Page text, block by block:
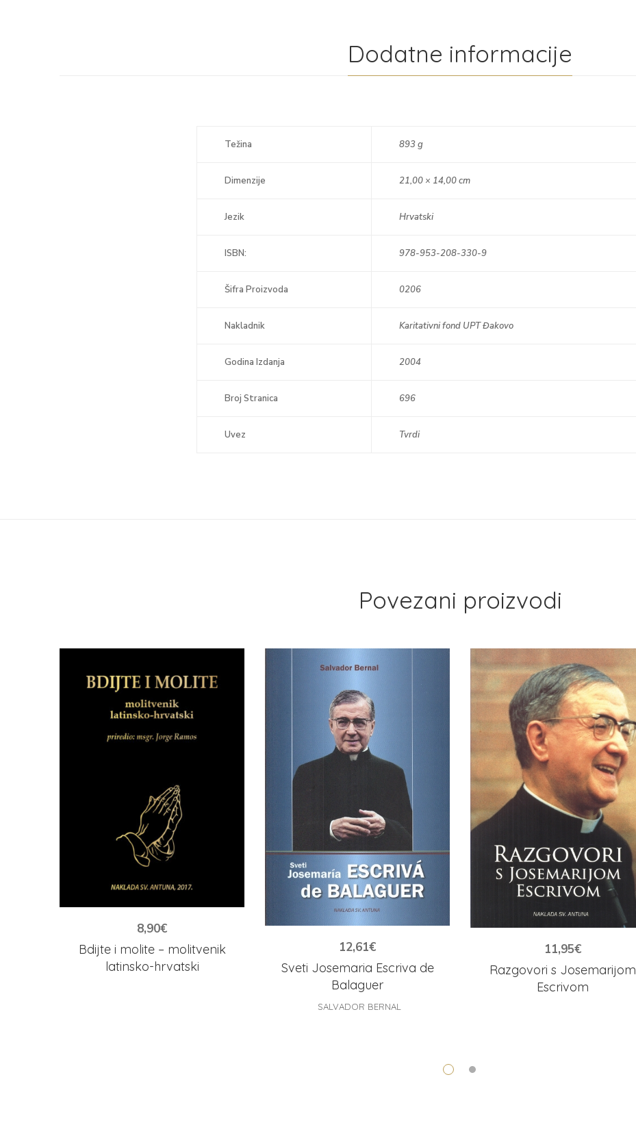
Dodatne informacije
Težina 893 g
Dimenzije 21,00 × 14,00 cm
Jezik Hrvatski
ISBN: 978-953-208-330-9
Šifra Proizvoda 0206
Nakladnik Karitativni fond UPT Đakovo
Godina Izdanja 2004
Broj Stranica 696
Uvez Tvrdi
Povezani proizvodi
Bdijte i molite – molitvenik
latinsko-hrvatski
8,90€
Sveti Josemaria Escriva de
Balaguer
12,61€
SALVADOR BERNAL
Razgovori s Josemarijom
Escrivom
11,95€